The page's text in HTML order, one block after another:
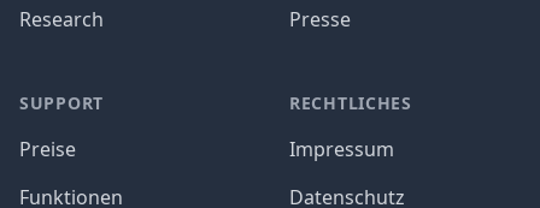
Research
SUPPORT
Preise
Funktionen
Presse
RECHTLICHES
Impressum
Datenschutz